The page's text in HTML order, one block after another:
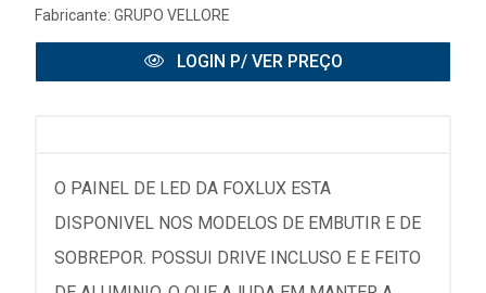
Fabricante: GRUPO VELLORE
LOGIN P/ VER PREÇO
O PAINEL DE LED DA FOXLUX ESTA
DISPONIVEL NOS MODELOS DE EMBUTIR E DE
SOBREPOR. POSSUI DRIVE INCLUSO E E FEITO